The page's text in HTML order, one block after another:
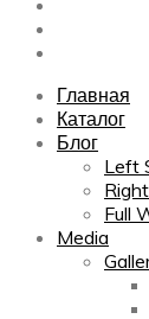
Главная
Каталог
Блог
Left
Full
Media